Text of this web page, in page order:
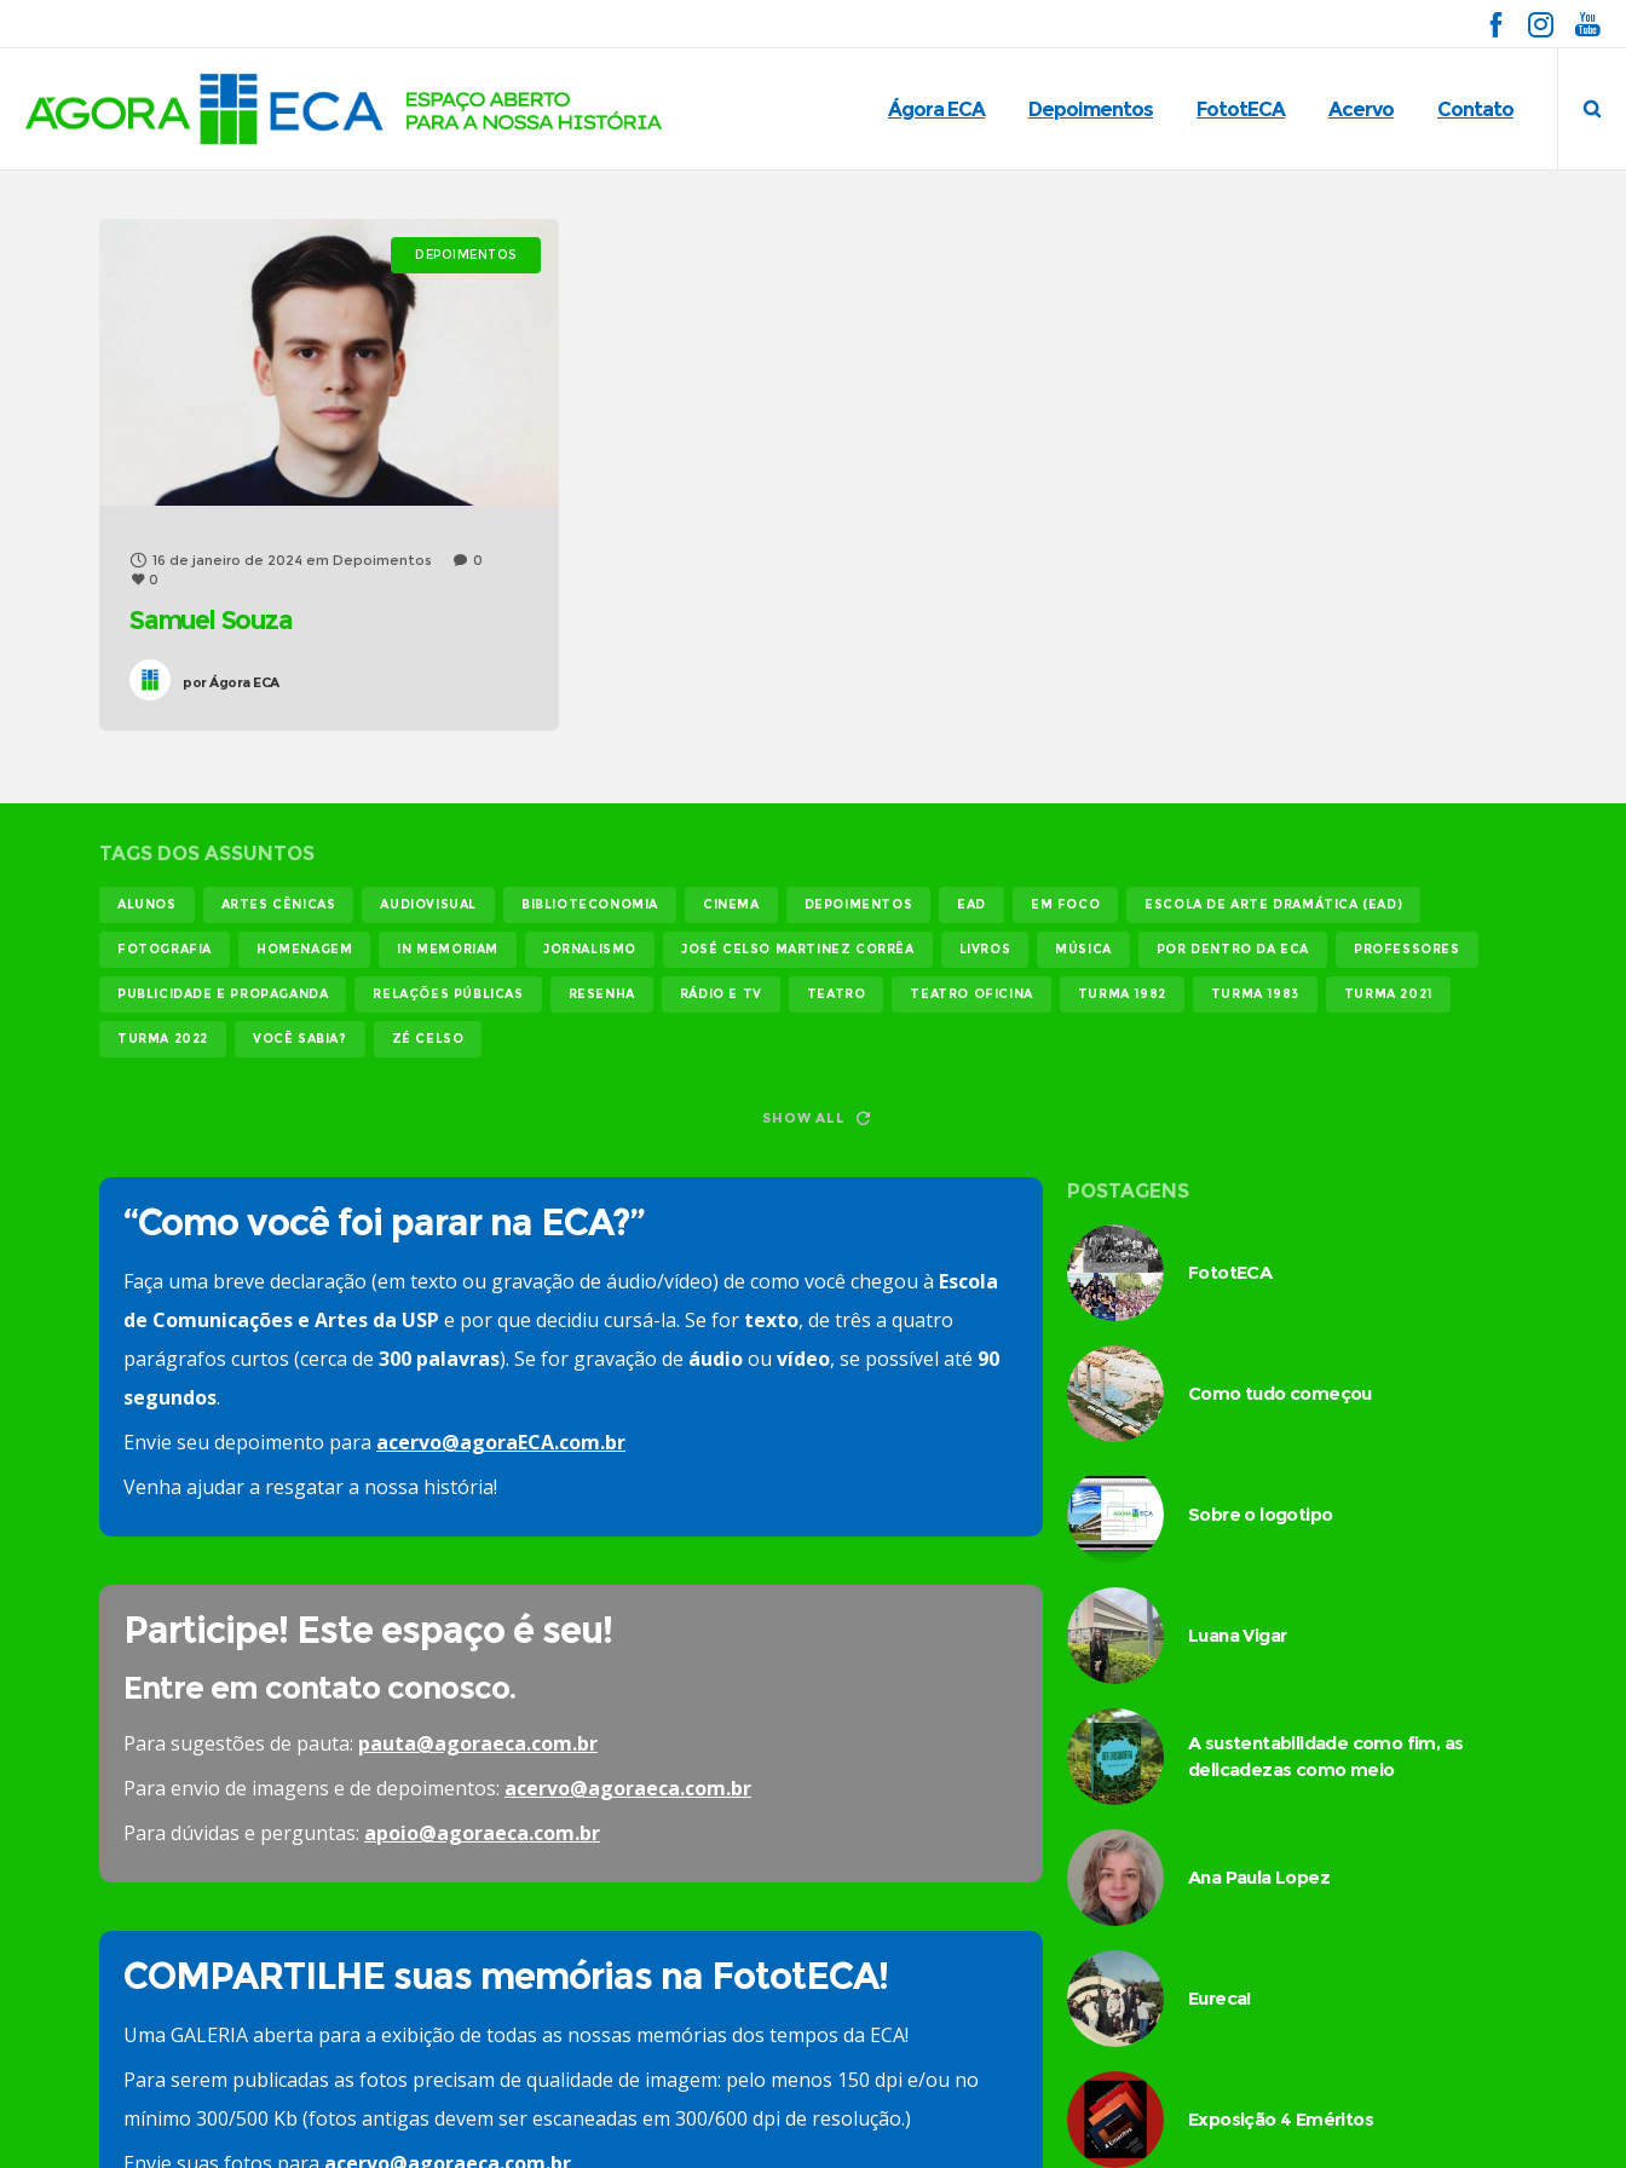
Ágora ECA Depoimentos FototECA Acervo Contato
DEPOIMENTOS
16 de janeiro de 2024 em Depoimentos
0
0
Samuel Souza
porÁgora ECA
TAGS DOS ASSUNTOS
ALUNOS ARTES CÊNICAS AUDIOVISUAL BIBLIOTECONOMIA CINEMA DEPOIMENTOS EAD EM FOCO ESCOLA DE ARTE DRAMÁTICA (EAD)
FOTOGRAFIA HOMENAGEM IN MEMORIAM JORNALISMO JOSÉ CELSO MARTINEZ CORRÊA LIVROS MÚSICA POR DENTRO DA ECA PROFESSORES
PUBLICIDADE E PROPAGANDA RELAÇÕES PÚBLICAS RESENHA RÁDIO E TV TEATRO TEATRO OFICINA TURMA 1982 TURMA 1983 TURMA 2021
TURMA 2022 VOCÊ SABIA? ZÉ CELSO
SHOW ALL
“Como você foi parar na ECA?”
Faça uma breve declaração (em texto ou gravação de áudio/vídeo) de como você chegou à Escola
de Comunicações e Artes da USP e por que decidiu cursá-la. Se for texto, de três a quatro
parágrafos curtos (cerca de 300 palavras). Se for gravação de áudioou vídeo, se possível até 90
segundos.
Envie seu depoimento para acervo@agoraECA.com.br
Venha ajudar a resgatar a nossa história!
Participe! Este espaço é seu!
Entre em contato conosco.
Para sugestões de pauta: pauta@agoraeca.com.br
Para envio de imagens e de depoimentos: acervo@agoraeca.com.br
Para dúvidas e perguntas: apoio@agoraeca.com.br
COMPARTILHE suas memórias na FototECA!
Uma GALERIA aberta para a exibição de todas as nossas memórias dos tempos da ECA!
Para serem publicadas as fotos precisam de qualidade de imagem: pelo menos 150 dpi e/ou no
mínimo 300/500 Kb (fotos antigas devem ser escaneadas em 300/600 dpi de resolução.)
POSTAGENS
FototECA
Como tudo começou
Sobre o logotipo
Luana Vigar
A sustentabilidade como fim, as
delicadezas como meio
Ana Paula Lopez
Eureca!
Exposição 4 Eméritos